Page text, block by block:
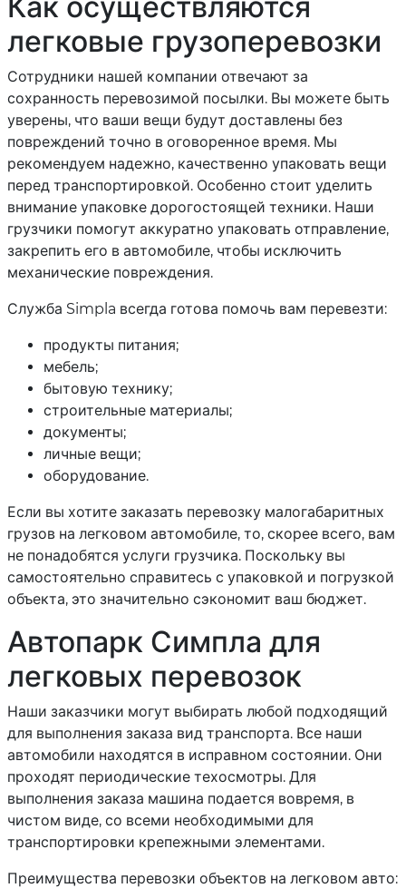
легковые грузоперевозки
Сотрудники нашей компании отвечают за
сохранность перевозимой посылки. Вы можете быть
уверены, что ваши вещи будут доставлены без
повреждений точно в оговоренное время. Мы
рекомендуем надежно, качественно упаковать вещи
перед транспортировкой. Особенно стоит уделить
внимание упаковке дорогостоящей техники. Наши
грузчики помогут аккуратно упаковать отправление,
закрепить его в автомобиле, чтобы исключить
механические повреждения.
Служба Simpla всегда готова помочь вам перевезти:
продукты питания;
мебель;
бытовую технику;
строительные материалы;
документы;
личные вещи;
оборудование.
Если вы хотите заказать перевозку малогабаритных
грузов на легковом автомобиле, то, скорее всего, вам
не понадобятся услуги грузчика. Поскольку вы
самостоятельно справитесь с упаковкой и погрузкой
объекта, это значительно сэкономит ваш бюджет.
Автопарк Симпла для
легковых перевозок
Наши заказчики могут выбирать любой подходящий
для выполнения заказа вид транспорта. Все наши
автомобили находятся в исправном состоянии. Они
проходят периодические техосмотры. Для
выполнения заказа машина подается вовремя, в
чистом виде, со всеми необходимыми для
транспортировки крепежными элементами.
Преимущества перевозки объектов на легковом авто: